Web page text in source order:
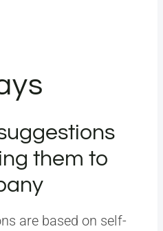
them to
are based on self-